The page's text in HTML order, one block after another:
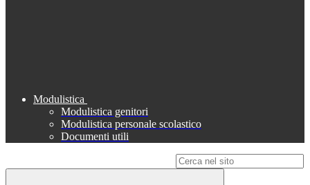
Modulistica
Modulistica genitori
Modulistica personale scolastico
Documenti utili